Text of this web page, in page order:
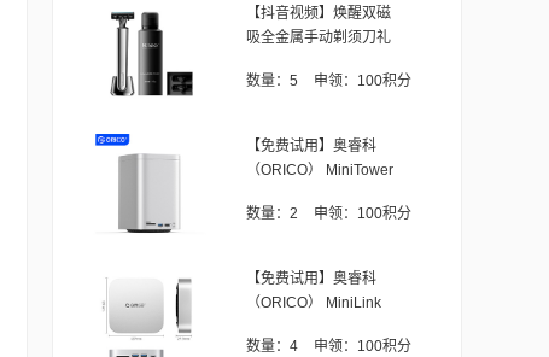
【抖音视频】焕醒双磁
吸全金属手动剃须刀礼
数量： 5 申领： 100积分
【免费试用】奥睿科
（ORICO） MiniTower
数量： 2 申领： 100积分
【免费试用】奥睿科
（ORICO） MiniLink
数量： 4 申领： 100积分